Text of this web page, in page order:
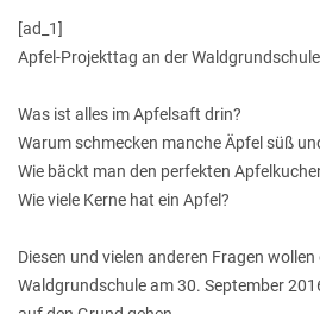
[ad_1]
Apfel-Projekttag an der Waldgrundschule
Was ist alles im Apfelsaft drin?
Warum schmecken manche Äpfel süß
Wie bäckt man den perfekten
Wie viele Kerne hat ein Apfel?
Diesen und vielen anderen Fragen wollen
Waldgrundschule am 30. September